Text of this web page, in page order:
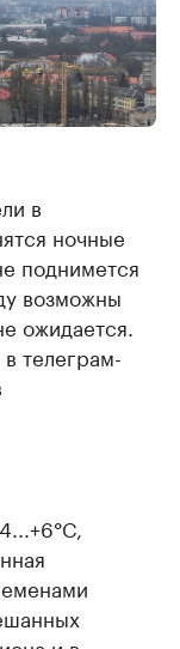
в
ночные
поднимется
возможны
ожидается.
телеграм-